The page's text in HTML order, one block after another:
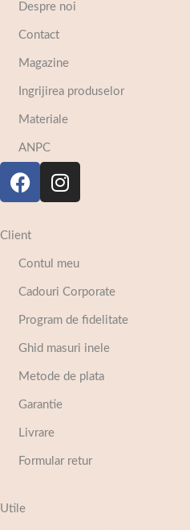
Despre noi
Contact
Magazine
Ingrijirea produselor
Materiale
ANPC
Client
Contul meu
Cadouri Corporate
Program de fidelitate
Ghid masuri inele
Metode de plata
Garantie
Livrare
Formular retur
Utile